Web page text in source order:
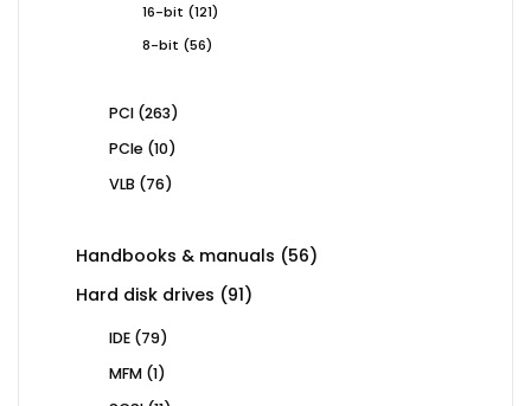
16-bit 121121
8-bit
5656
PCI 263263
PCIe 1010
VLB 7676
Handbooks & manuals 5656
Hard disk drives 9191
IDE 7979
MFM 11